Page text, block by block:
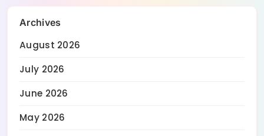
Archives
August 2026
July 2026
June 2026
May 2026